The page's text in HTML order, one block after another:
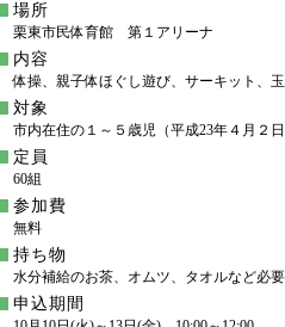
場所
栗東市民体育館 第１アリーナ
内容
体操、親子体ほぐし遊び、サーキット、
対象
市内在住の１～５歳児（平成23年４月２
定員
60組
参加費
無料
持ち物
水分補給のお茶、オムツ、タオルなど必
申込期間